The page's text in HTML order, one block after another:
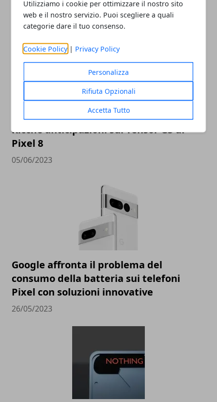
Utilizziamo i cookie per ottimizzare il nostro sito
web e il nostro servizio. Puoi scegliere a quali
categorie dare il tuo consenso.
Cookie Policy | Privacy Policy
Personalizza
Rifiuta Opzionali
Accetta Tutto
ARTICOLI CORRELATI
Ricche anticipazioni sul Tensor G3 di
Pixel 8
05/06/2023
Google affronta il problema del
consumo della batteria sui telefoni
Pixel con soluzioni innovative
26/05/2023